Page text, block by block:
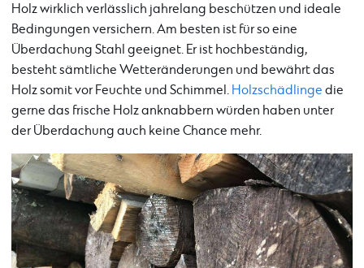
Holz wirklich verlässlich jahrelang beschützen und ideale
Bedingungen versichern. Am besten ist für so eine
Überdachung Stahl geeignet. Er ist hochbeständig,
besteht sämtliche Wetteränderungen und bewährt das
Holz somit vor Feuchte und Schimmel. Holzschädlinge die
gerne das frische Holz anknabbern würden haben unter
der Überdachung auch keine Chance mehr.